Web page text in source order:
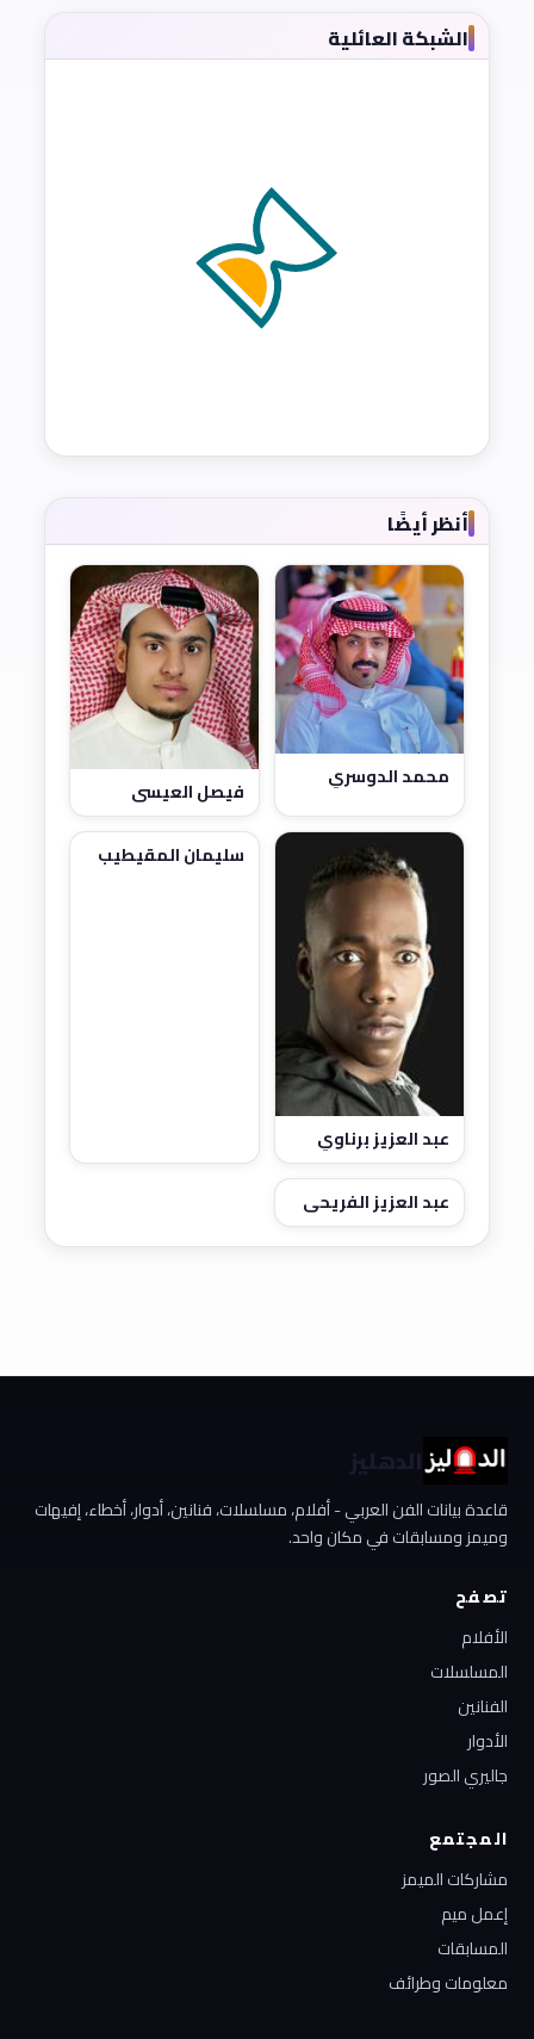
الشبكة العائلية
أنظر أيضًا
محمد الدوسري فيصل العيسى
عبد العزيز برناوي
سليمان المقيطيب
عبد العزيز الفريحي
الدهليز
قاعدة بيانات الفن العربي - أفلام، مسلسلات، فنانين، أدوار، أخطاء، إفيهات
وميمز ومسابقات في مكان واحد.
تصفح
الأفلام
المسلسلات
الفنانين
الأدوار
جاليري الصور
المجتمع
مشاركات الميمز
إعمل ميم
المسابقات
معلومات وطرائف